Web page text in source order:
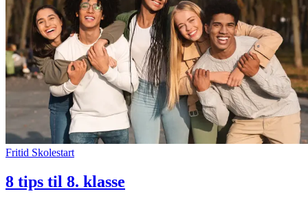
Fritid Skolestart
8 tips til 8. klasse